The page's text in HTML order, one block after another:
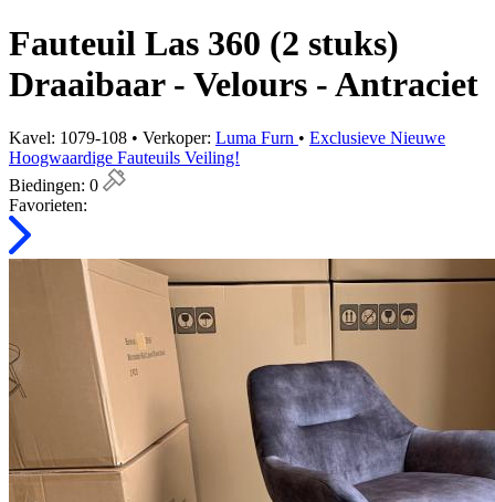
Fauteuil Las 360 (2 stuks)
Draaibaar - Velours - Antraciet
Kavel: 1079-108 • Verkoper: Luma Furn • Exclusieve Nieuwe
Hoogwaardige Fauteuils Veiling!
Biedingen: 0
Favorieten: